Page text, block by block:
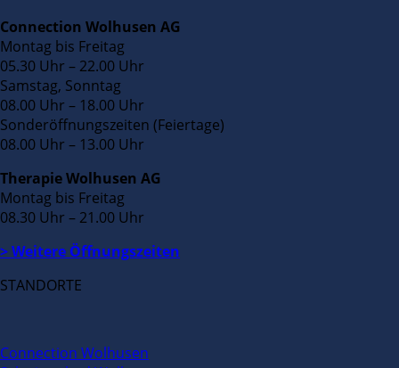
Connection Wolhusen AG
Montag bis Freitag
05.30 Uhr – 22.00 Uhr
Samstag, Sonntag
08.00 Uhr – 18.00 Uhr
Sonderöffnungszeiten (Feiertage)
08.00 Uhr – 13.00 Uhr
Therapie Wolhusen AG
Montag bis Freitag
08.30 Uhr – 21.00 Uhr
> Weitere Öffnungszeiten
STANDORTE
Connection Wolhusen